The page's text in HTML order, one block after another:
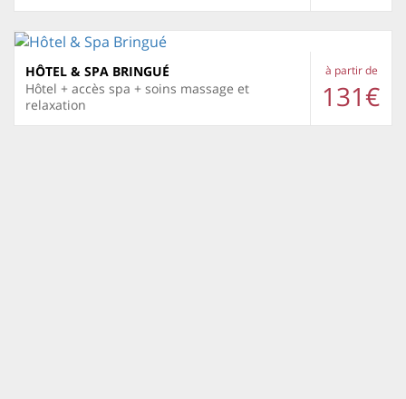
HÔTEL & SPA BRINGUÉ
Hôtel + accès spa + soins massage et
relaxation
à partir de
131€